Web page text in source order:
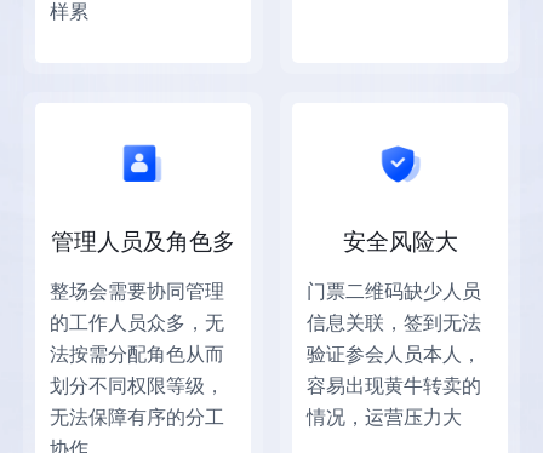
样累
管理人员及角色多
整场会需要协同管理
的工作人员众多，无
法按需分配角色从而
划分不同权限等级，
无法保障有序的分工
协作
安全风险大
门票二维码缺少人员
信息关联，签到无法
验证参会人员本人，
容易出现黄牛转卖的
情况，运营压力大